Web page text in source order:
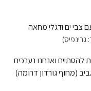
גרינפיס)
ואנחנו נערכים
(מחוף גורדון דרומה)